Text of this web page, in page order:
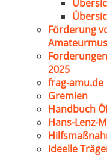
Förderung
2025
frag-amu.de
Gremien
Handbuch
Hans-Lenz-
Ideelle